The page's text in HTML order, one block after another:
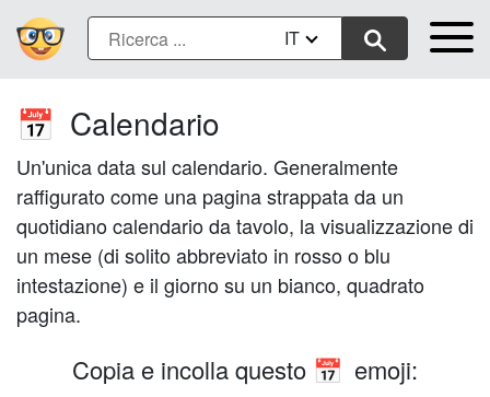
IT
📅 Calendario
Un'unica data sul calendario. Generalmente
raffigurato come una pagina strappata da un
quotidiano calendario da tavolo, la visualizzazione di
un mese (di solito abbreviato in rosso o blu
intestazione) e il giorno su un bianco, quadrato
pagina.
Copia e incolla questo 📅 emoji: